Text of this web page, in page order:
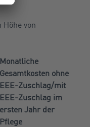
von
Monatliche
Gesamtkosten ohne
EEE-Zuschlag/mit
EEE-Zuschlag im
ersten Jahr der
Pflege